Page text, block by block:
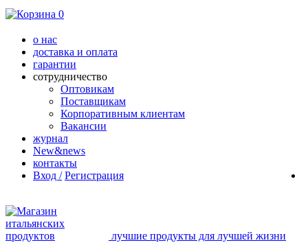
0
о нас
доставка и оплата
гарантии
сотрудничество
Оптовикам
Поставщикам
Корпоративным клиентам
Вакансии
журнал
New&news
контакты
Вход / Регистрация
лучшие продукты для лучшей жизни